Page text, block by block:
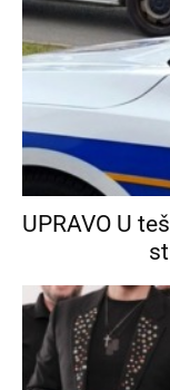
UPRAVO U